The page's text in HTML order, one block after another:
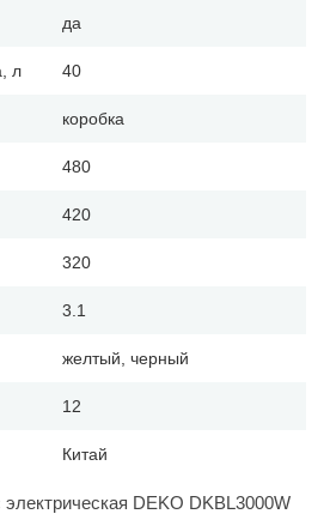
да
л 40
коробка
480
420
320
3.1
желтый, черный
12
Китай
DEKO DKBL3000W